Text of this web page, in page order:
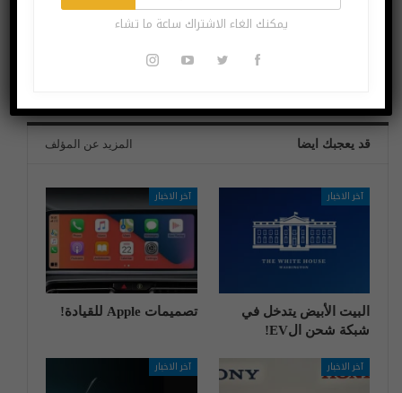
قريباً.. التصميم
الجديد لـ “فيسبوك”
تطبيق David’s
أكثر من مليون تنزيل
قد يعجبك ايضا المزيد عن المؤلف
آخر الاخبار
البيت الأبيض يتدخل في
شبكة شحن الEV!
آخر الاخبار
تصميمات Apple للقيادة!
آخر الاخبار آخر الاخبار
يمكنك الغاء الاشتراك ساعة ما تشاء